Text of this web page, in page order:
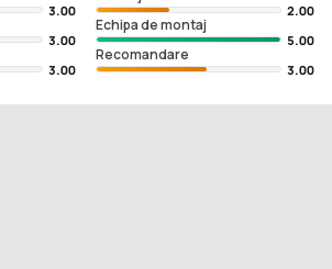
3.00
3.00
3.00
2.00
Echipa de montaj
5.00
Recomandare
3.00